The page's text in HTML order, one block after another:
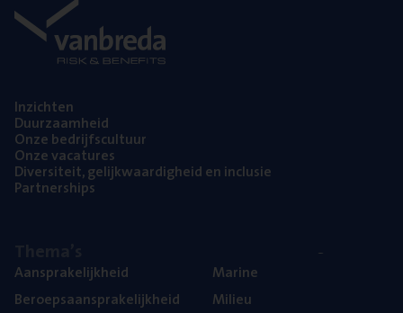
Inzich­ten
Duur­zaam­heid
Onze bedrijfs­cul­tuur
Onze vaca­tu­res
Diver­si­teit, gelijk­waar­dig­heid en inclusie
Part­ner­ships
Aan­spra­ke­lijk­heid
Beroeps­aan­spra­ke­lijk­heid
Mari­ne
Mili­eu